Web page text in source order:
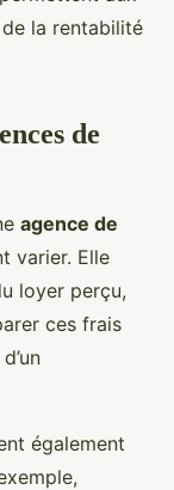
la rentabilité
de
agence de
varier. Elle
loyer perçu,
ces frais
d’un
également